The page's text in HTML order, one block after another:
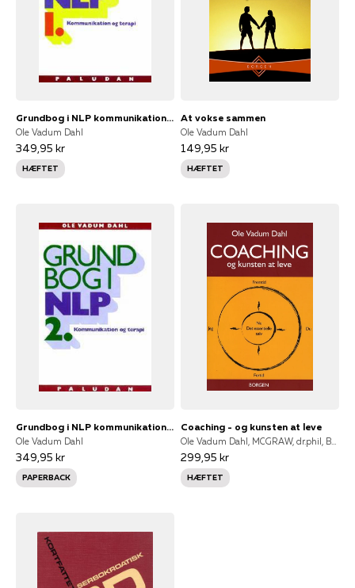
Grundbog i NLP kommunikation og terapi Personlighedens sprog
Ole Vadum Dahl
349,95 kr
HÆFTET
At vokse sammen
Ole Vadum Dahl
149,95 kr
HÆFTET
Grundbog i NLP kommunikation og terapi
Ole Vadum Dahl
349,95 kr
PAPERBACK
Coaching - og kunsten at leve
Ole Vadum Dahl, MCGRAW, dr.phil, BM Author
299,95 kr
HÆFTET